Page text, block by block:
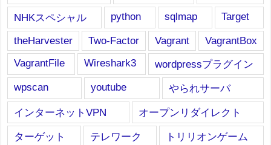
NHKスペシャル python sqlmap
Target
theHarvester
Two-Factor Vagrant
VagrantBox
VagrantFile
Wireshark3
wordpressプラグイン
wpscan
youtube
やられサーバ
インターネットVPN
オープンリダイレクト
ターゲット
テレワーク
トリリオンゲーム